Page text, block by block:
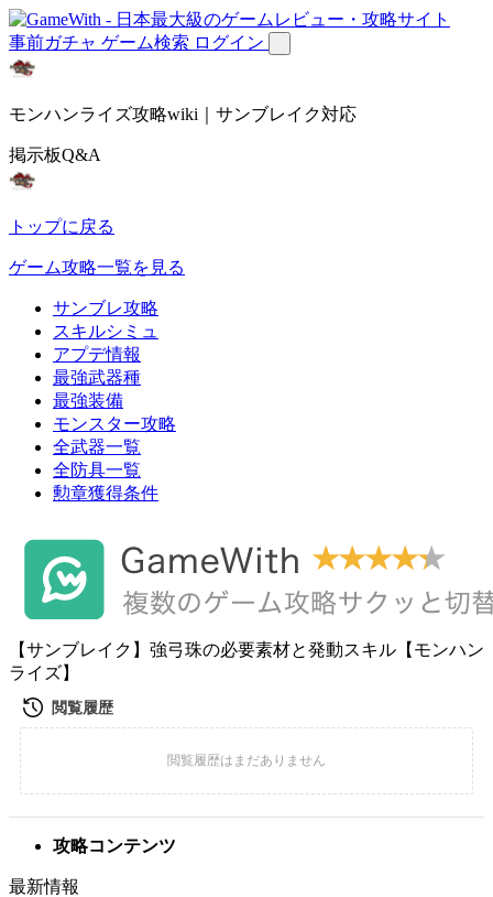
事前ガチャ ゲーム検索 ログイン
モンハンライズ攻略wiki｜サンブレイク対応
掲示板Q&A
トップに戻る
ゲーム攻略一覧を見る
サンブレ攻略
スキルシミュ
アプデ情報
最強武器種
最強装備
モンスター攻略
全武器一覧
全防具一覧
勲章獲得条件
【サンブレイク】強弓珠の必要素材と発動スキル【モンハン
ライズ】
攻略コンテンツ
最新情報